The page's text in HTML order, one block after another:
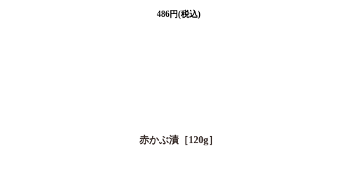
486円(税込)
赤かぶ漬［120g］